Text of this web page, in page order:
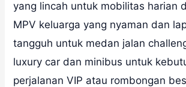
yang lincah untuk mobilitas harian
MPV keluarga yang nyaman dan
tangguh untuk medan jalan
luxury car dan minibus untuk
perjalanan VIP atau rombongan